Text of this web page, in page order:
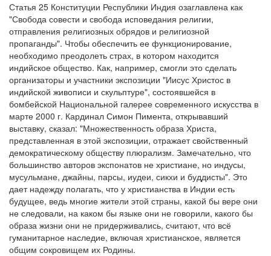
Статья 25 Конституции Республики Индия озаглавлена как
"Свобода совести и свобода исповедания религии,
отправления религиозных обрядов и религиозной
пропаганды". Чтобы обеспечить ее функционирование,
необходимо преодолеть страх, в котором находится
индийское общество. Как, например, смогли это сделать
организаторы и участники экспозиции "Иисус Христос в
индийской живописи и скульптуре", состоявшейся в
бомбейской Национальной галерее современного искусства в
марте 2000 г. Кардинал Симон Пимента, открывавший
выставку, сказал: "Множественность образа Христа,
представленная в этой экспозиции, отражает свойственный
демократическому обществу плюрализм. Замечательно, что
большинство авторов экспонатов не христиане, но индусы,
мусульмане, джайны, парсы, иудеи, сикхи и буддисты". Это
дает надежду полагать, что у христианства в Индии есть
будущее, ведь многие жители этой страны, какой бы вере они
не следовали, на каком бы языке они не говорили, какого бы
образа жизни они не придерживались, считают, что всё
гуманитарное наследие, включая христианское, является
общим сокровищем их Родины.